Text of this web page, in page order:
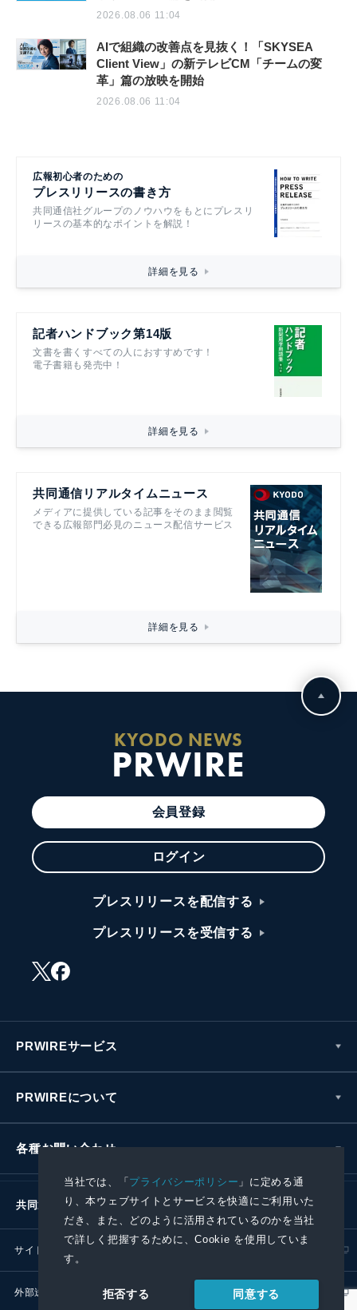
当社では、「プライバシーポリシー 」に定める通
り、本ウェブサイトとサービスを快適にご利用いた
だき、また、どのように活用されているのかを当社
で詳しく把握するために、Cookie を使用していま
す。
拒否する 同意する
2026.08.06 11:04
AIで組織の改善点を見抜く！「SKYSEA
Client View」の新テレビCM「チームの変
革」篇の放映を開始
2026.08.06 11:04
広報初心者のための
プレスリリースの書き方
共同通信社グループのノウハウをもとにプレスリ
リースの基本的なポイントを解説！
詳細を見る
記者ハンドブック第14版
文書を書くすべての人におすすめです！
電子書籍も発売中！
詳細を見る
共同通信リアルタイムニュース
メディアに提供している記事をそのまま閲覧
できる広報部門必見のニュース配信サービス
詳細を見る
KYODO NEWS
PRWIRE
会員登録
ログイン
プレスリリースを配信する
プレスリリースを受信する
PRWIREサービス
PRWIREについて
各種お問い合わせ
共同通信社グループ
サイトポリシー
外部送信ポリシー プレスリリース取扱基準